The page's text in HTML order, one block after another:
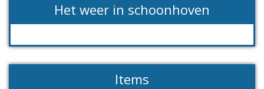
Het weer in schoonhoven
Items